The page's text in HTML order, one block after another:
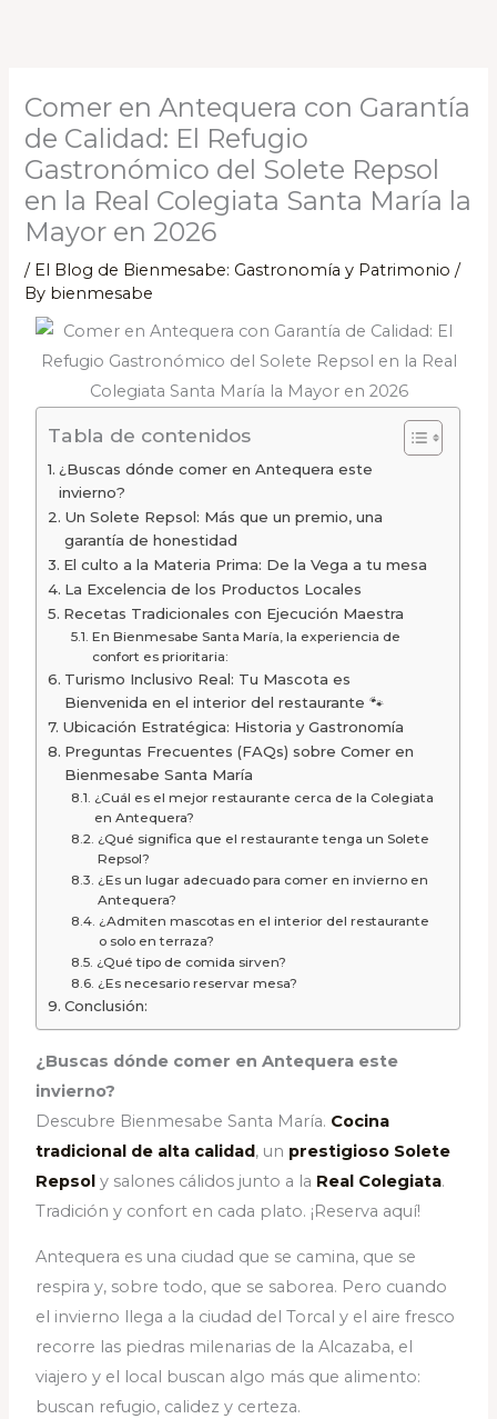
Comer en Antequera con Garantía
de Calidad: El Refugio
Gastronómico del Solete Repsol
en la Real Colegiata Santa María la
Mayor en 2026
/ El Blog de Bienmesabe: Gastronomía y Patrimonio /
By bienmesabe
Tabla de contenidos
¿Buscas dónde comer en Antequera este
invierno?
Un Solete Repsol: Más que un premio, una
garantía de honestidad
El culto a la Materia Prima: De la Vega a tu mesa
La Excelencia de los Productos Locales
Recetas Tradicionales con Ejecución Maestra
En Bienmesabe Santa María, la experiencia de
confort es prioritaria:
Turismo Inclusivo Real: Tu Mascota es
Bienvenida en el interior del restaurante 🐾
Ubicación Estratégica: Historia y Gastronomía
Preguntas Frecuentes (FAQs) sobre Comer en
Bienmesabe Santa María
¿Cuál es el mejor restaurante cerca de la Colegiata
en Antequera?
¿Qué significa que el restaurante tenga un Solete
Repsol?
¿Es un lugar adecuado para comer en invierno en
Antequera?
¿Admiten mascotas en el interior del restaurante
o solo en terraza?
¿Qué tipo de comida sirven?
¿Es necesario reservar mesa?
Conclusión:
¿Buscas dónde comer en Antequera este
invierno?
Descubre Bienmesabe Santa María. Cocina
tradicional de alta calidad, un prestigioso Solete
Repsol y salones cálidos junto a la Real Colegiata.
Tradición y confort en cada plato. ¡Reserva aquí!
Antequera es una ciudad que se camina, que se
respira y, sobre todo, que se saborea. Pero cuando
el invierno llega a la ciudad del Torcal y el aire fresco
recorre las piedras milenarias de la Alcazaba, el
viajero y el local buscan algo más que alimento:
buscan refugio, calidez y certeza.